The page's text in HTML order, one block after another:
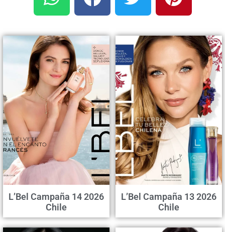
L’Bel Campaña 14 2026
Chile
L’Bel Campaña 13 2026
Chile